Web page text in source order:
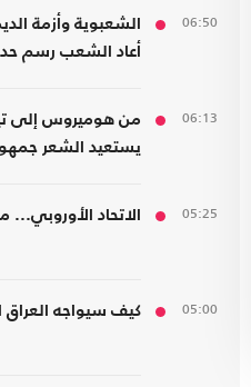
06:50
الشعبوية وأزمة
أعاد الشعب رسم
06:13
من هوميروس إلى
يستعيد الشعر
05:25 الاتحاد الأوروبي...
05:00 كيف سيواجه العراق